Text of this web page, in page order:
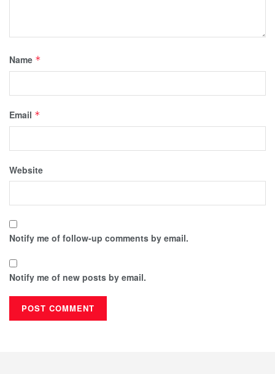
Name *
Email *
Website
Notify me of follow-up comments by email.
Notify me of new posts by email.